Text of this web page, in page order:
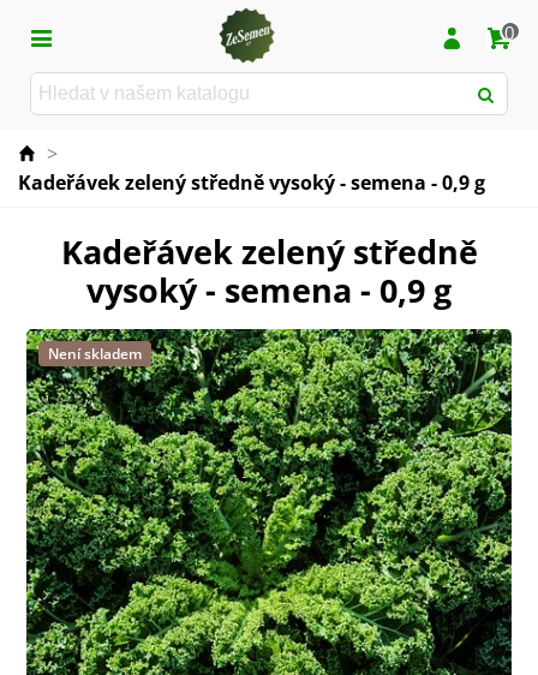
0
>
Kadeřávek zelený středně vysoký - semena - 0,9 g
Kadeřávek zelený středně
vysoký - semena - 0,9 g
Není skladem